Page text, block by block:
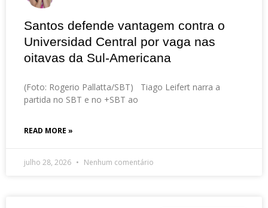
Santos defende vantagem contra o
Universidad Central por vaga nas
oitavas da Sul-Americana
(Foto: Rogerio Pallatta/SBT) Tiago Leifert narra a
partida no SBT e no +SBT ao
READ MORE »
julho 28, 2026 Nenhum comentário